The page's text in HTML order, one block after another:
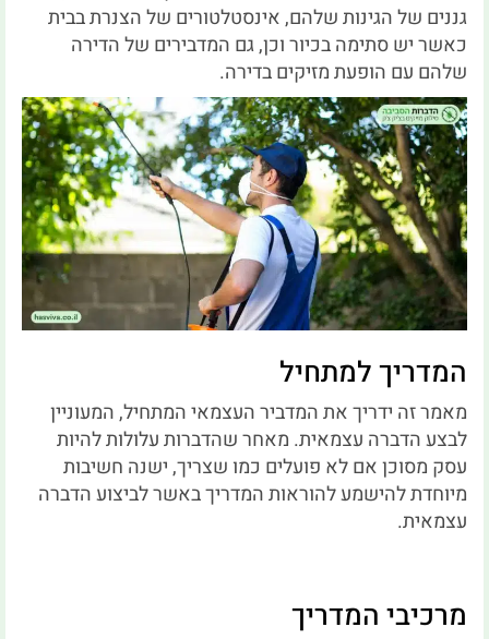
גננים של הגינות שלהם, אינסטלטורים של הצנרת בבית
כאשר יש סתימה בכיור וכן, גם המדבירים של הדירה
שלהם עם הופעת מזיקים בדירה.
המדריך למתחיל
מאמר זה ידריך את המדביר העצמאי המתחיל, המעוניין
לבצע הדברה עצמאית. מאחר שהדברות עלולות להיות
עסק מסוכן אם לא פועלים כמו שצריך, ישנה חשיבות
מיוחדת להישמע להוראות המדריך באשר לביצוע הדברה
עצמאית.
מרכיבי המדריך